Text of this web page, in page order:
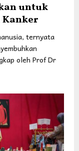
untuk
Kanker
ternyata
oleh Prof Dr